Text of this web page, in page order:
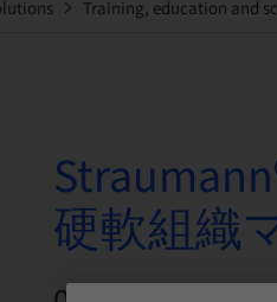
Training, education and
硬軟組織